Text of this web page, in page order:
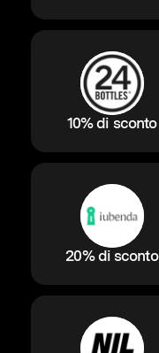
10% di sconto
20% di sconto